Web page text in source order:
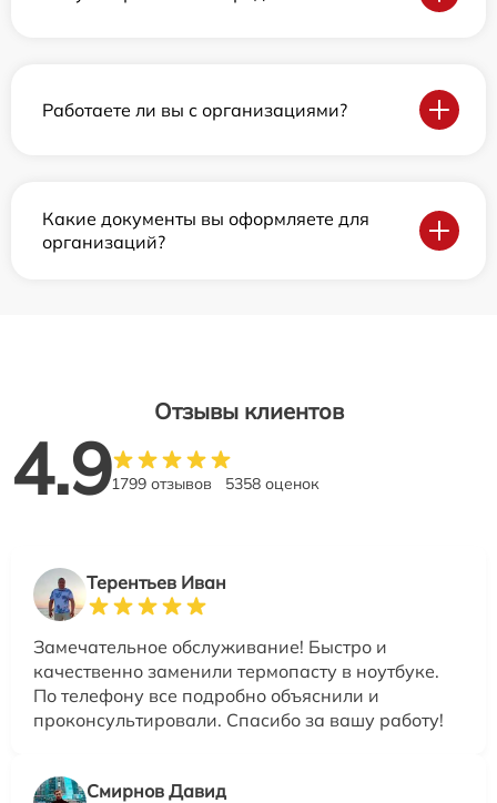
Работаете ли вы с организациями?
Какие документы вы оформляете для
организаций?
Отзывы клиентов
4.91799 отзывов 5358 оценок
Терентьев Иван
Замечательное обслуживание! Быстро и
качественно заменили термопасту в ноутбуке.
По телефону все подробно объяснили и
проконсультировали. Спасибо за вашу работу!
Смирнов Давид